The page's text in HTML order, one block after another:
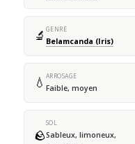
🔬 GENRE
Belamcanda (Iris)
💧 ARROSAGE
Faible, moyen
🪨
SOL
Sableux, limoneux,